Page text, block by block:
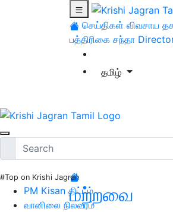
செய்திகள் விவசாய
பத்திரிகை சந்தா
தமிழ்
#Top on Krishi Jagran
PM Kisan திட்டம்
வானிலை நிலவரம்மற்றவை